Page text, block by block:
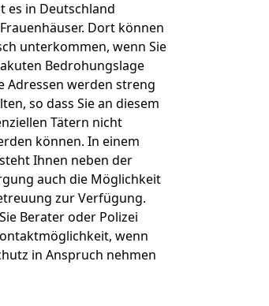
es in Deutschland
Dort können
unterkommen, wenn Sie
Bedrohungslage
Adressen werden streng
so dass Sie an diesem
Tätern nicht
können. In einem
Ihnen neben der
auch die Möglichkeit
zur Verfügung.
Berater oder Polizei
wenn
in Anspruch nehmen